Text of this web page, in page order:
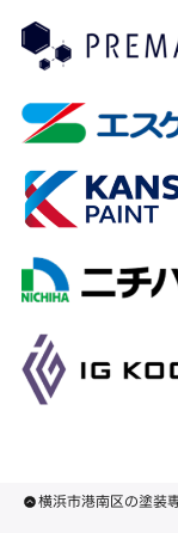
横浜市港南区の塗装